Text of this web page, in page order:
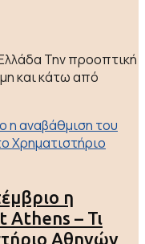
Την προοπτική
και κάτω από
η
Athens – Τι
Αθηνών